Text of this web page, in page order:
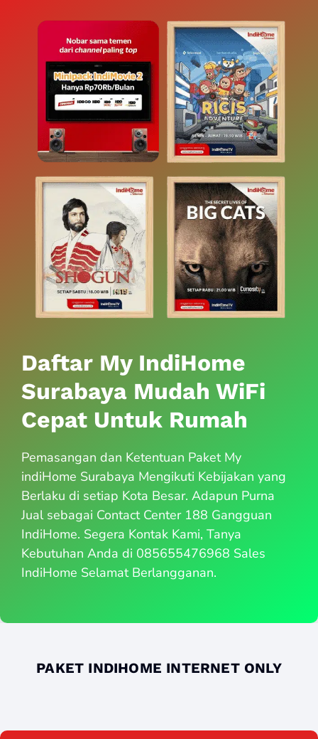
Daftar My IndiHome
Surabaya Mudah WiFi
Cepat Untuk Rumah
Pemasangan dan Ketentuan Paket My
indiHome Surabaya Mengikuti Kebijakan yang
Berlaku di setiap Kota Besar. Adapun Purna
Jual sebagai Contact Center 188 Gangguan
IndiHome. Segera Kontak Kami, Tanya
Kebutuhan Anda di 085655476968 Sales
IndiHome Selamat Berlangganan.
PAKET INDIHOME INTERNET ONLY